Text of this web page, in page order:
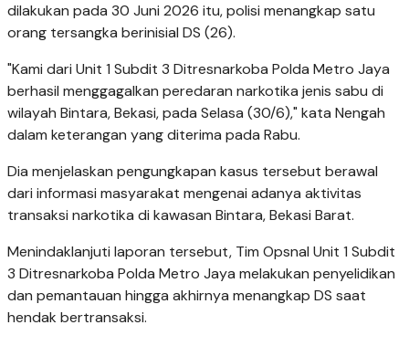
dilakukan pada 30 Juni 2026 itu, polisi menangkap satu
orang tersangka berinisial DS (26).
​"Kami dari Unit 1 Subdit 3 Ditresnarkoba Polda Metro Jaya
berhasil menggagalkan peredaran narkotika jenis sabu di
wilayah Bintara, Bekasi, pada Selasa (30/6)," kata Nengah
dalam keterangan yang diterima pada Rabu.
​Dia menjelaskan pengungkapan kasus tersebut berawal
dari informasi masyarakat mengenai adanya aktivitas
transaksi narkotika di kawasan Bintara, Bekasi Barat.
​Menindaklanjuti laporan tersebut, Tim Opsnal Unit 1 Subdit
3 Ditresnarkoba Polda Metro Jaya melakukan penyelidikan
dan pemantauan hingga akhirnya menangkap DS saat
hendak bertransaksi.